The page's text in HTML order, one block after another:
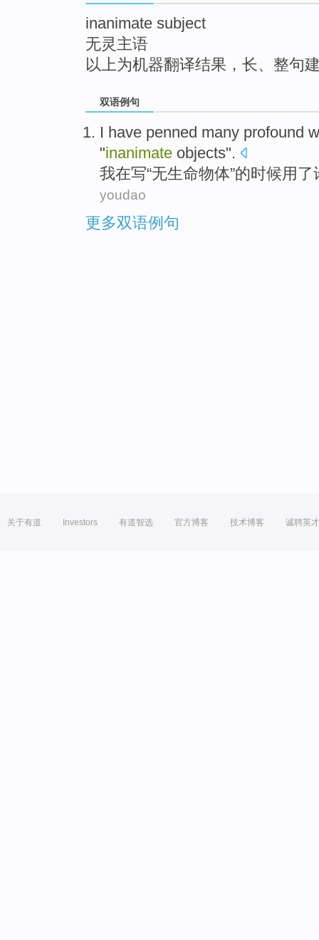
inanimate subject
无灵主语
以上为机器翻译结果，长、整句
双语例句
I have penned many profound
"inanimate objects".
我在写“无生命物体”的时候用了
youdao
更多双语例句
关于有道 Investors 有道智选 官方博客 技术博客 诚聘英才